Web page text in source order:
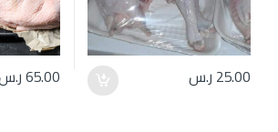
25.00 ر.س 65.00